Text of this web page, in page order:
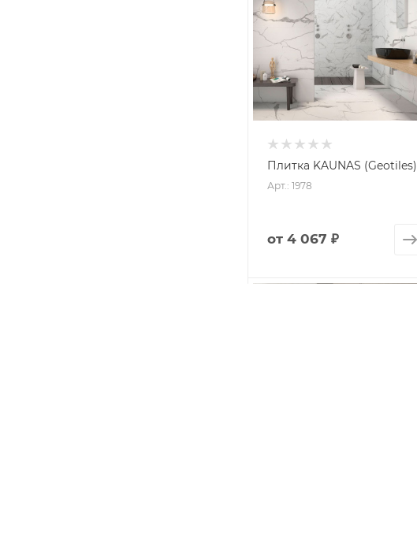
Плитка KAUNAS (Geotiles)
Арт.: 1978
от 4 067 ₽